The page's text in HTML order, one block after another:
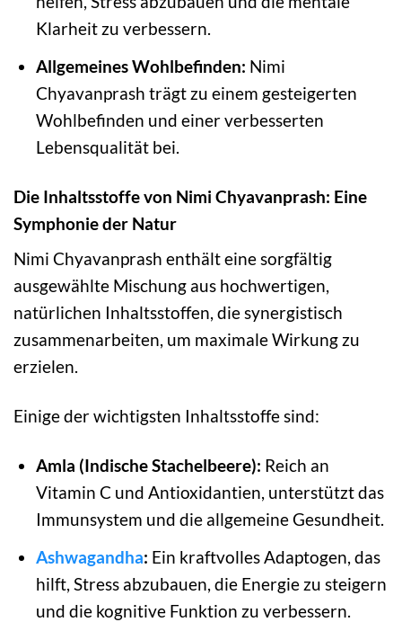
Klarheit zu verbessern.
Allgemeines Wohlbefinden: Nimi
Chyavanprash trägt zu einem gesteigerten
Wohlbefinden und einer verbesserten
Lebensqualität bei.
Die Inhaltsstoffe von Nimi Chyavanprash: Eine
Symphonie der Natur
Nimi Chyavanprash enthält eine sorgfältig
ausgewählte Mischung aus hochwertigen,
natürlichen Inhaltsstoffen, die synergistisch
zusammenarbeiten, um maximale Wirkung zu
erzielen.
Einige der wichtigsten Inhaltsstoffe sind:
Amla (Indische Stachelbeere): Reich an
Vitamin C und Antioxidantien, unterstützt das
Immunsystem und die allgemeine Gesundheit.
Ashwagandha: Ein kraftvolles Adaptogen, das
hilft, Stress abzubauen, die Energie zu steigern
und die kognitive Funktion zu verbessern.